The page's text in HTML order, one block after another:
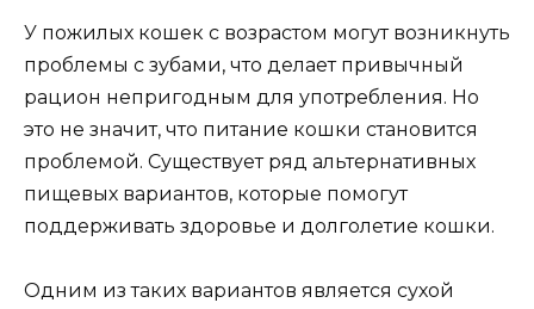
У пожилых кошек с возрастом могут возникнуть
проблемы с зубами, что делает привычный
рацион непригодным для употребления. Но
это не значит, что питание кошки становится
проблемой. Существует ряд альтернативных
пищевых вариантов, которые помогут
поддерживать здоровье и долголетие кошки.
Одним из таких вариантов является сухой